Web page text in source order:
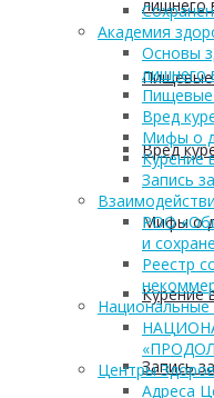
лишнего
Пищевые
Вред
Мифы о
Курение
Запись
Академия
Основы
лишнего
Пищевые
Вред
Мифы о
Курение
Запись
РОО
и
Реестр
Центры
Адреса